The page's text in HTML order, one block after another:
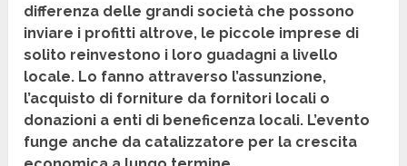
differenza delle grandi società che possono
inviare i profitti altrove, le piccole imprese di
solito reinvestono i loro guadagni a livello
locale. Lo fanno attraverso l’assunzione,
l’acquisto di forniture da fornitori locali o
donazioni a enti di beneficenza locali. L’evento
funge anche da catalizzatore per la crescita